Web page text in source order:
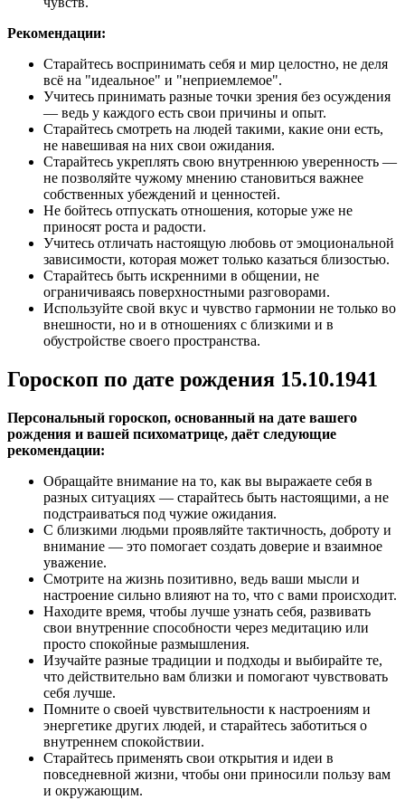
Рекомендации:
Старайтесь воспринимать себя и мир целостно, не деля
всё на "идеальное" и "неприемлемое".
Учитесь принимать разные точки зрения без осуждения
— ведь у каждого есть свои причины и опыт.
Старайтесь смотреть на людей такими, какие они есть,
не навешивая на них свои ожидания.
Старайтесь укреплять свою внутреннюю уверенность —
не позволяйте чужому мнению становиться важнее
собственных убеждений и ценностей.
Не бойтесь отпускать отношения, которые уже не
приносят роста и радости.
Учитесь отличать настоящую любовь от эмоциональной
зависимости, которая может только казаться близостью.
Старайтесь быть искренними в общении, не
ограничиваясь поверхностными разговорами.
Используйте свой вкус и чувство гармонии не только во
внешности, но и в отношениях с близкими и в
обустройстве своего пространства.
Гороскоп по дате рождения 15.10.1941
Персональный гороскоп, основанный на дате вашего
рождения и вашей психоматрице, даёт следующие
рекомендации:
Обращайте внимание на то, как вы выражаете себя в
разных ситуациях — старайтесь быть настоящими, а не
подстраиваться под чужие ожидания.
С близкими людьми проявляйте тактичность, доброту и
внимание — это помогает создать доверие и взаимное
уважение.
Смотрите на жизнь позитивно, ведь ваши мысли и
настроение сильно влияют на то, что с вами происходит.
Находите время, чтобы лучше узнать себя, развивать
свои внутренние способности через медитацию или
просто спокойные размышления.
Изучайте разные традиции и подходы и выбирайте те,
что действительно вам близки и помогают чувствовать
себя лучше.
Помните о своей чувствительности к настроениям и
энергетике других людей, и старайтесь заботиться о
внутреннем спокойствии.
Старайтесь применять свои открытия и идеи в
повседневной жизни, чтобы они приносили пользу вам
и окружающим.